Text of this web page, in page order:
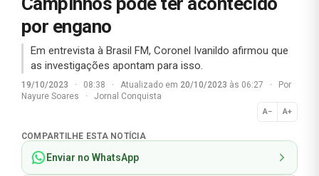
por engano
Em entrevista à Brasil FM, Coronel Ivanildo afirmou que
as investigações apontam para isso.
19/10/2023 · 08:38 · Atualizado em 20/10/2023 às 06:27 ·
Por
Nayure Soares
· Jornal Conquista
A− A+
Normal
COMPARTILHE ESTA NOTÍCIA
Enviar no WhatsApp